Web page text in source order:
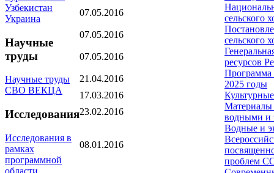
Узбекистан
Украина
Научные
труды
Научные труды
СВО ВЕКЦА
Исследования
Исследования в
рамках
программной
области
07.05.2016
сельского
07.05.2016
сельского
07.05.2016
ресурсов
21.04.2016
Программа
2025 годы
17.03.2016
23.02.2016
Материалы
водными и
08.01.2016
Водные и
проблем